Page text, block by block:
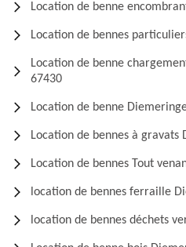
Location de benne
Location de bennes
Location de benne
67430
Location de benne
Location de bennes à gravats
Location de bennes Tout
location de bennes ferraille
location de bennes déchets